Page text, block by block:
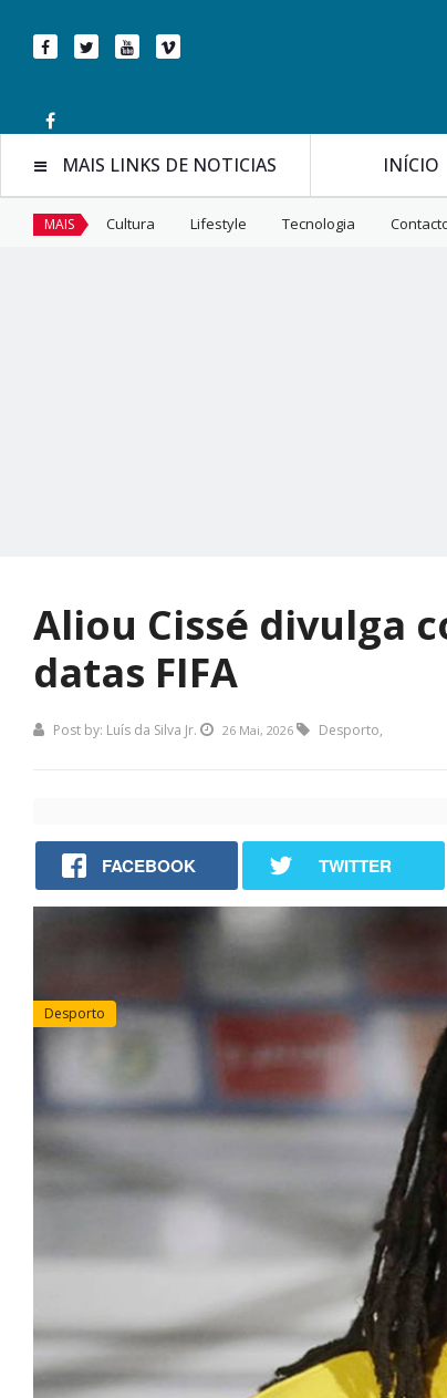
INÍCIO
MAIS LINKS DE NOTICIAS
MAIS Cultura Lifestyle Tecnologia
Aliou Cissé divulga
datas FIFA
Post by: Luís da Silva Jr. 26 Mai, 2026 Desporto,
FACEBOOK TWITTER
Desporto